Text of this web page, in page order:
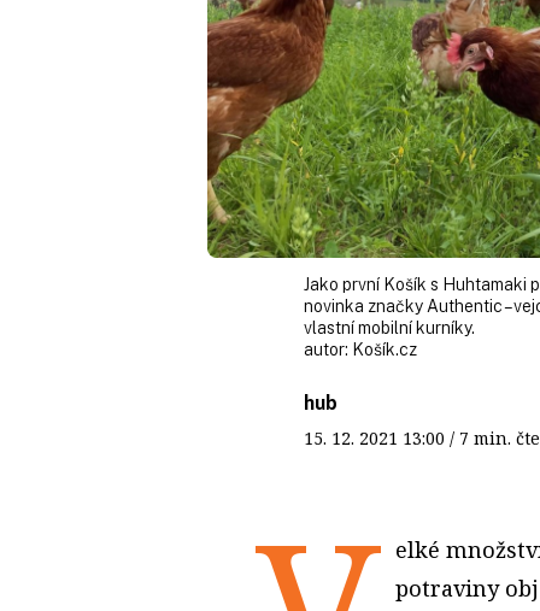
Jako první Košík s Huhtamaki
novinka značky Authentic –
vlastní mobilní kurníky.
autor: Košík.cz
hub
15. 12. 2021 13:00 / 7 min.
elké
potraviny